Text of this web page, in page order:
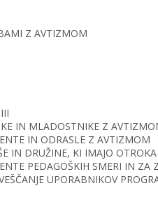
Z AVTIZMOM
IN MLADOSTNIKE Z
IN ODRASLE Z AVTIZMOM
IN DRUŽINE, KI IMAJO
PEDAGOŠKIH SMERI IN ZA
UPORABNIKOV